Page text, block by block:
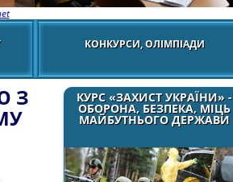
КОНКУРСИ, ОЛІМПІАДИ
КУРС «ЗАХИСТ УКРАЇНИ» -
ОБОРОНА, БЕЗПЕКА, МІЦЬ
МАЙБУТНЬОГО ДЕРЖАВИ
З